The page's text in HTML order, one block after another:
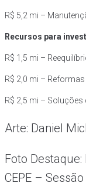
R$ 5,2 mi –
Recursos para
R$ 1,5 mi –
R$ 2,0 mi – Reformas
R$ 2,5 mi –
Arte: Daniel
Foto
CEPE –